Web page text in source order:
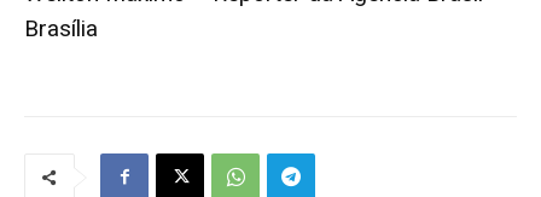
Brasília